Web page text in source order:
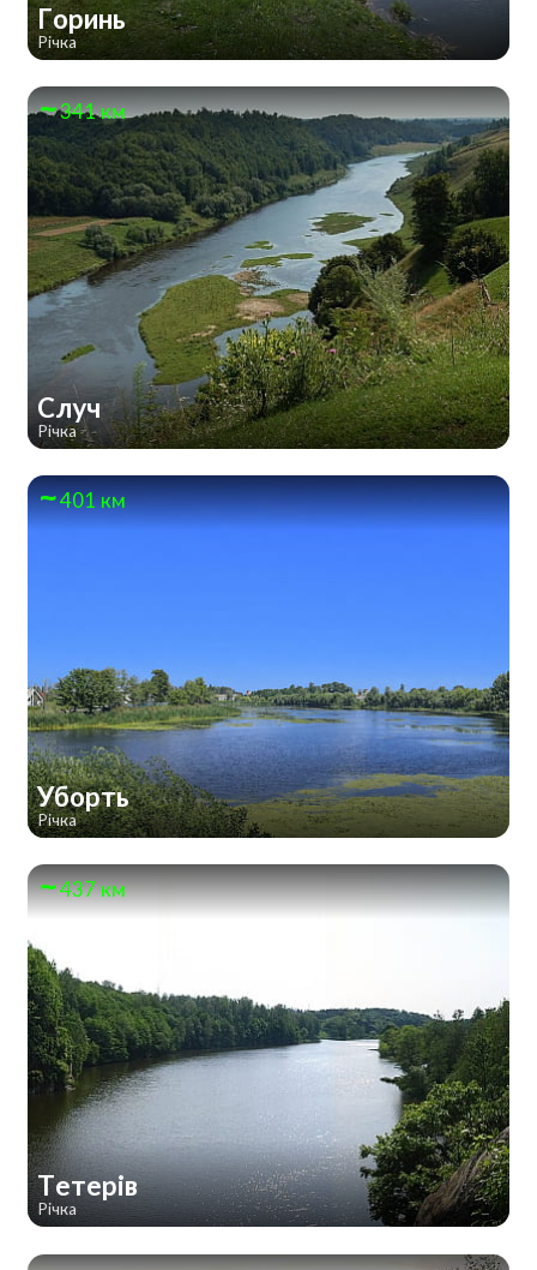
Горинь
Річка
341 км
Случ
Річка
401 км
Уборть
Річка
437 км
Тетерів
Річка